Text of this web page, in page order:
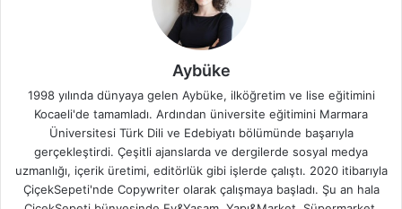
Aybüke
1998 yılında dünyaya gelen Aybüke, ilköğretim ve lise eğitimini
Kocaeli'de tamamladı. Ardından üniversite eğitimini Marmara
Üniversitesi Türk Dili ve Edebiyatı bölümünde başarıyla
gerçekleştirdi. Çeşitli ajanslarda ve dergilerde sosyal medya
uzmanlığı, içerik üretimi, editörlük gibi işlerde çalıştı. 2020 itibarıyla
ÇiçekSepeti'nde Copywriter olarak çalışmaya başladı. Şu an hala